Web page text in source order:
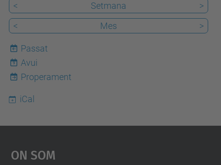
<
Setmana
>
<
Mes >
Passat
9
Avui
Properament
iCal
On Som